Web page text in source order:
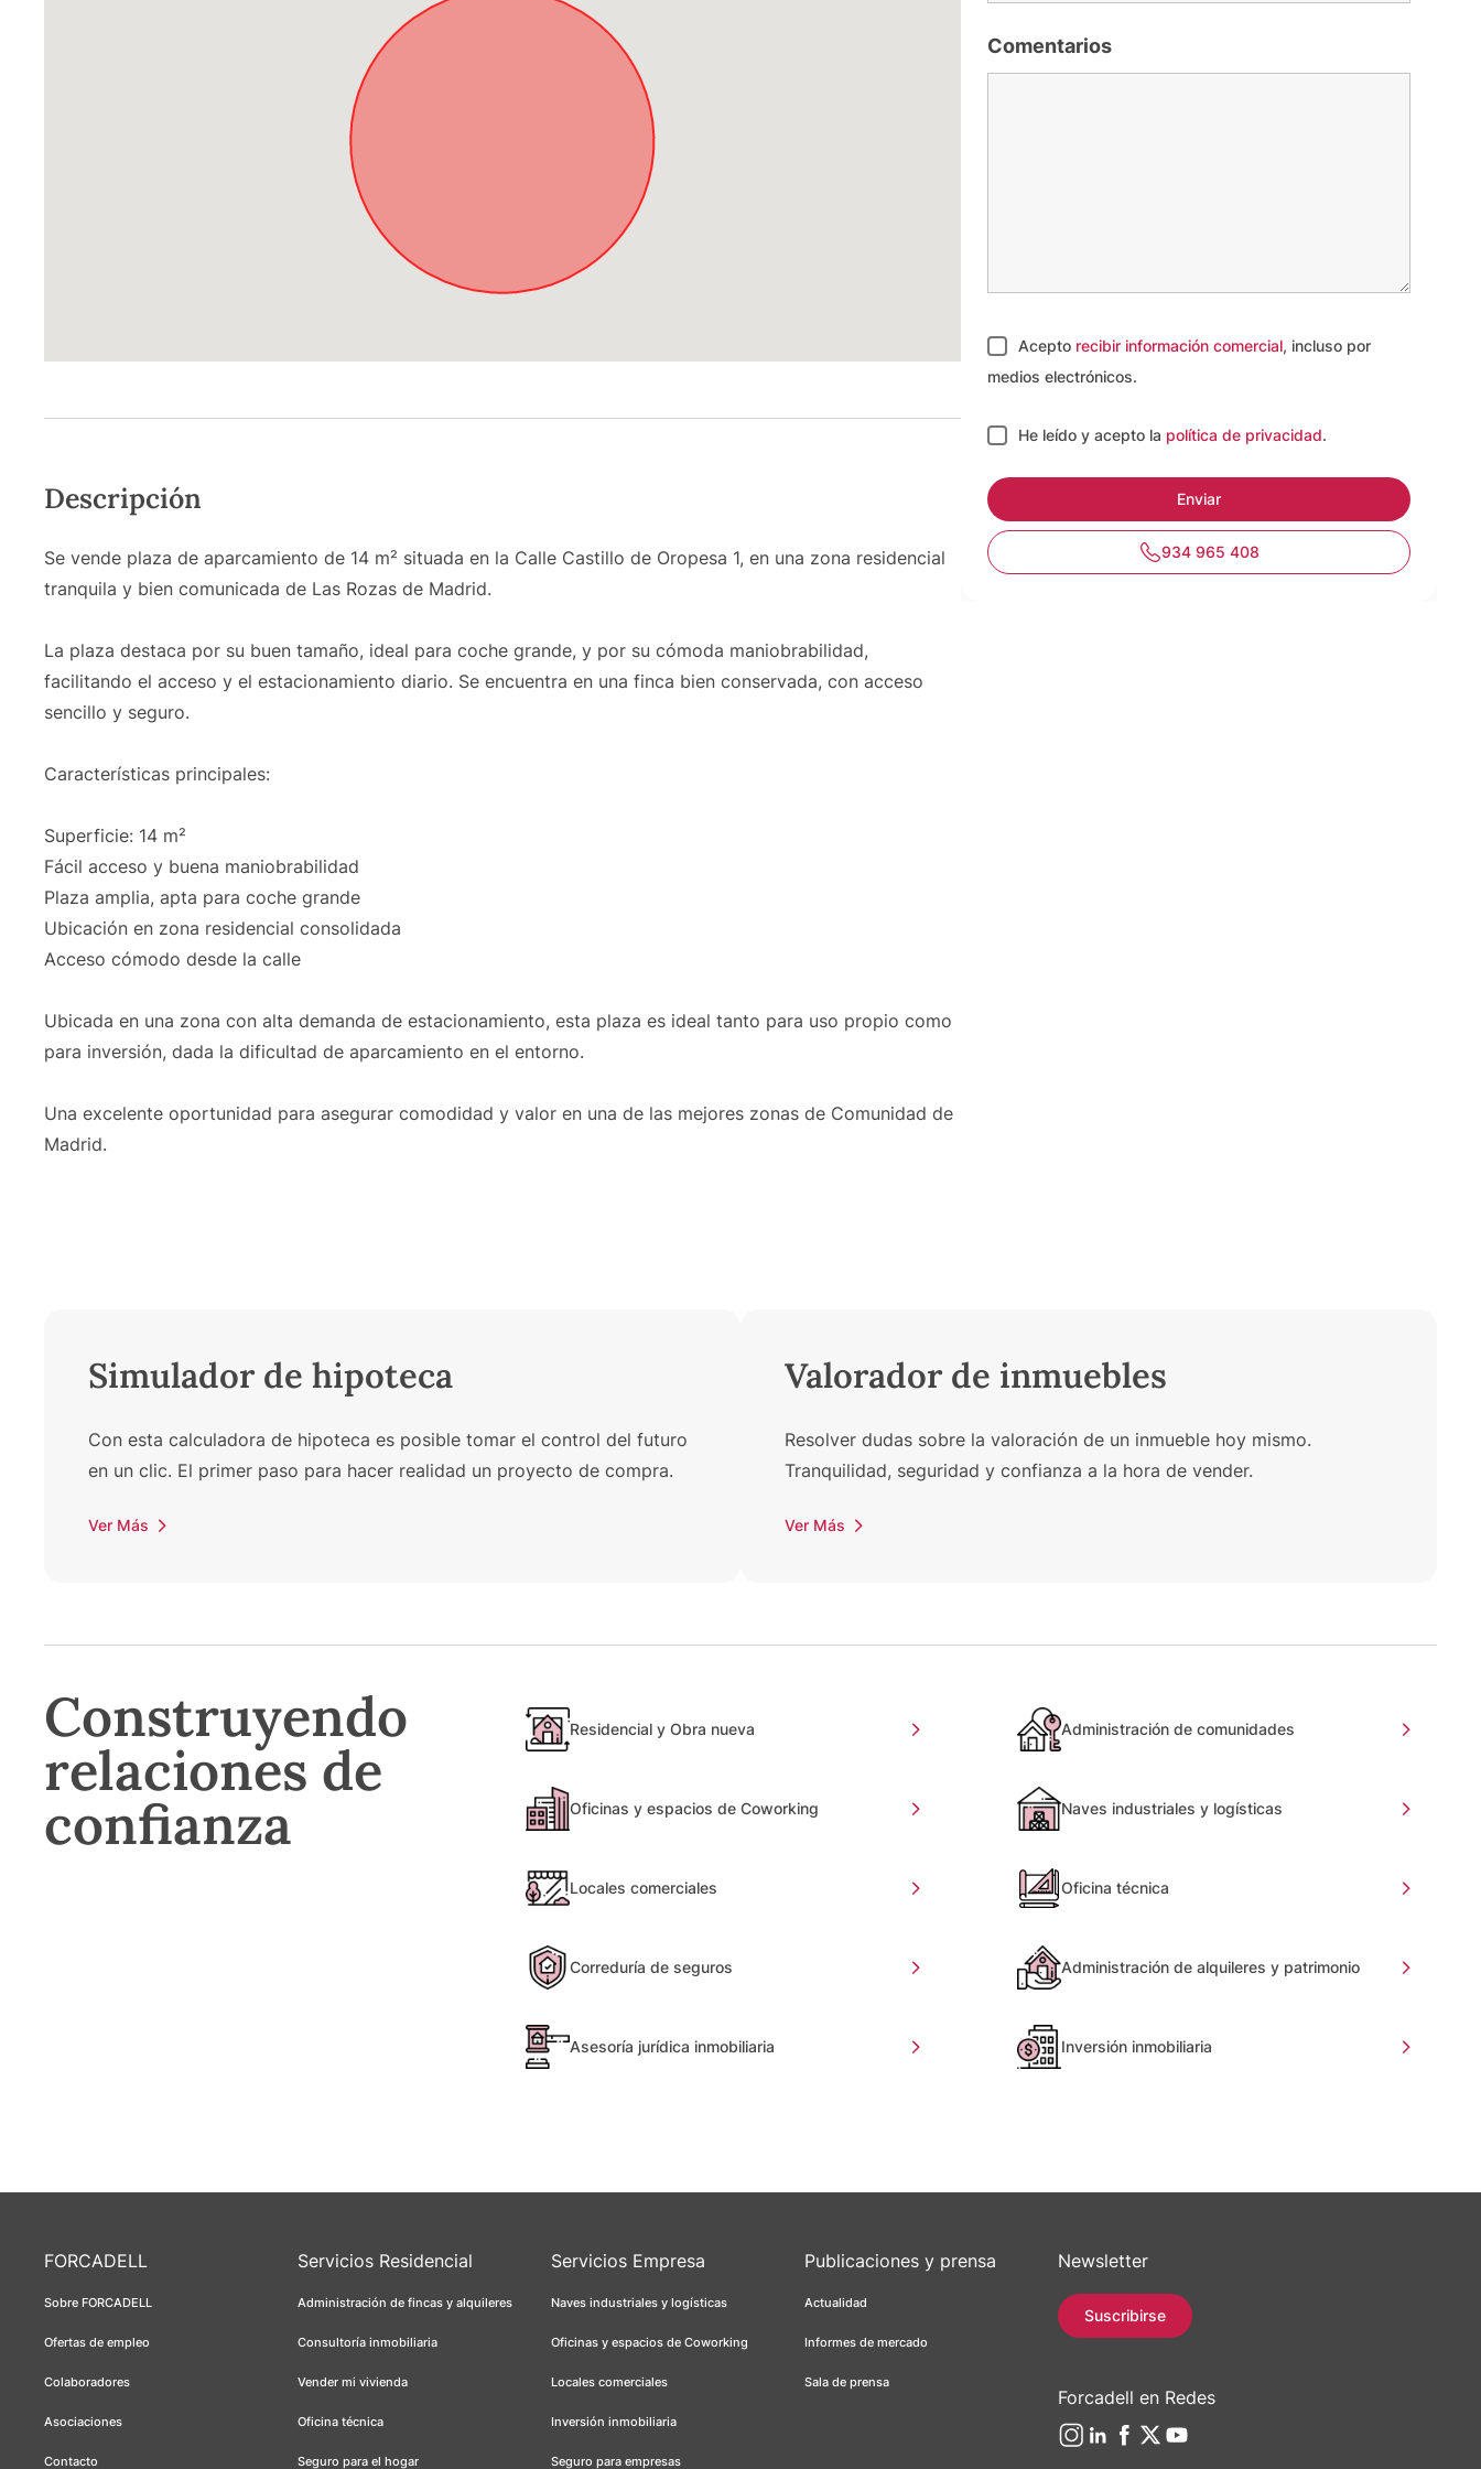
Descripción
Se vende plaza de aparcamiento de 14 m² situada en la Calle Castillo de Oropesa 1, en una zona residencial
tranquila y bien comunicada de Las Rozas de Madrid.
La plaza destaca por su buen tamaño, ideal para coche grande, y por su cómoda maniobrabilidad,
facilitando el acceso y el estacionamiento diario. Se encuentra en una finca bien conservada, con acceso
sencillo y seguro.
Características principales:
Superficie: 14 m²
Fácil acceso y buena maniobrabilidad
Plaza amplia, apta para coche grande
Ubicación en zona residencial consolidada
Acceso cómodo desde la calle
Ubicada en una zona con alta demanda de estacionamiento, esta plaza es ideal tanto para uso propio como
para inversión, dada la dificultad de aparcamiento en el entorno.
Una excelente oportunidad para asegurar comodidad y valor en una de las mejores zonas de Comunidad de
Madrid.
Comentarios
Acepto recibir información comercial, incluso por
medios electrónicos.
He leído y acepto la política de privacidad.
934 965 408
Simulador de hipoteca
Con esta calculadora de hipoteca es posible tomar el control del futuro
en un clic. El primer paso para hacer realidad un proyecto de compra.
Ver Más
Valorador de inmuebles
Resolver dudas sobre la valoración de un inmueble hoy mismo.
Tranquilidad, seguridad y confianza a la hora de vender.
Ver Más
Construyendo
relaciones de
confianza
Residencial y Obra nueva Administración de comunidades
Oficinas y espacios de Coworking Naves industriales y logísticas
Locales comerciales Oficina técnica
Correduría de seguros Administración de alquileres y patrimonio
Asesoría jurídica inmobiliaria Inversión inmobiliaria
FORCADELL
Sobre FORCADELL
Ofertas de empleo
Colaboradores
Asociaciones
Contacto
Servicios Residencial
Administración de fincas y alquileres
Consultoría inmobiliaria
Vender mi vivienda
Oficina técnica
Seguro para el hogar
Servicios Empresa
Naves industriales y logísticas
Oficinas y espacios de Coworking
Locales comerciales
Inversión inmobiliaria
Seguro para empresas
Publicaciones y prensa
Actualidad
Informes de mercado
Sala de prensa
Newsletter
Suscribirse
Forcadell en Redes